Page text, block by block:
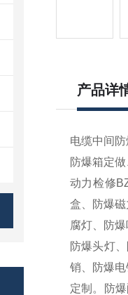
产品详
电缆中间
防爆箱定
动力检修
盒、防爆
腐灯、防
防爆头灯
销、防爆
定制 。防